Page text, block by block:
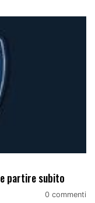
partire subito
0 commenti